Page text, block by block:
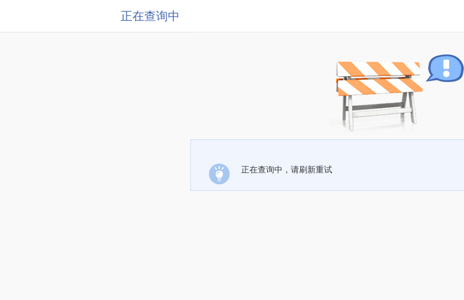
正在查询中
正在查询中，请刷新重试